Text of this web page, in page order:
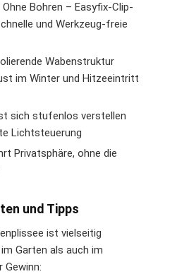
Ohne Bohren – Easyfix-Clip-
und Werkzeug-freie
Wabenstruktur
im Winter und Hitzeeintritt
sich stufenlos verstellen
Lichtsteuerung
Privatsphäre, ohne die
und Tipps
ist vielseitig
Garten als auch im
Gewinn: